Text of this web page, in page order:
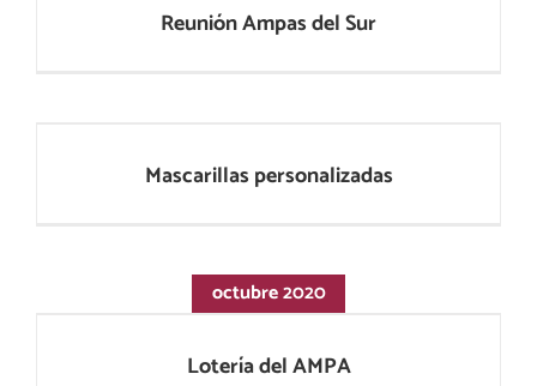
Reunión Ampas del Sur
Mascarillas personalizadas
octubre 2020
Lotería del AMPA
Lotería del AMPA